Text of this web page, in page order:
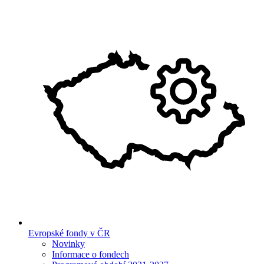
Evropské fondy v ČR
Novinky
Informace o fondech